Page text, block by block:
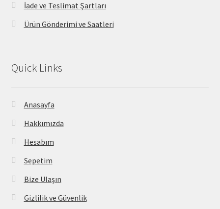
İade ve Teslimat Şartları
Ürün Gönderimi ve Saatleri
Quick Links
Anasayfa
Hakkımızda
Hesabım
Sepetim
Bize Ulaşın
Gizlilik ve Güvenlik